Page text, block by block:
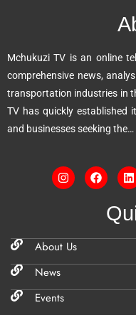
i
v
e
:
Mchukuzi TV is an online
comprehensive news,
transportation industries in
TV has quickly established
and businesses seeking the…
About Us
News
Events